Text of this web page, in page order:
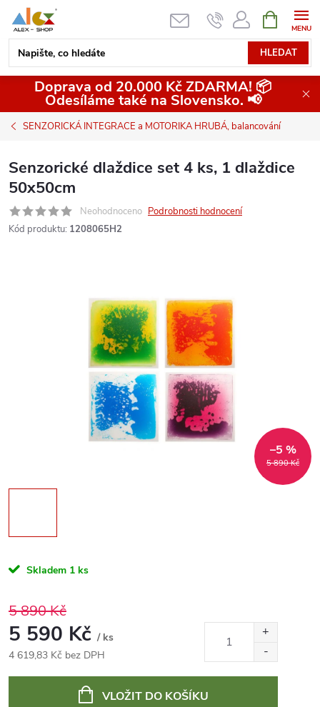
obsah
HLEDAT
NÁKUPNÍ
KOŠÍK
Doprava od 20.000 Kč ZDARMA! 📦
Odesíláme také na Slovensko. 📢
SENZORICKÁ INTEGRACE a MOTORIKA HRUBÁ, balancování
Senzorické dlaždice set 4 ks, 1 dlaždice
50x50cm
Neohodnoceno Podrobnosti hodnocení
Kód produktu: 1208065H2
5 890 Kč
–5 %
Skladem 1 ks
5 890 Kč
5 590 Kč / ks
4 619,83 Kč bez DPH
VLOŽIT DO KOŠÍKU